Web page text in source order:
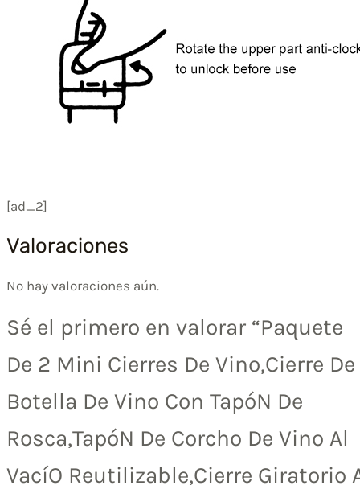
[ad_2]
Valoraciones
No hay valoraciones aún.
Sé el primero en valorar “Paquete
De 2 Mini Cierres De Vino,Cierre De
Botella De Vino Con TapóN De
Rosca,TapóN De Corcho De Vino Al
VacíO Reutilizable,Cierre Giratorio